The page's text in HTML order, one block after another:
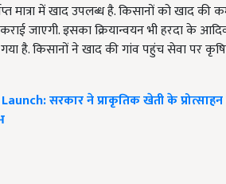
मात्रा में खाद उपलब्ध है. किसानों को खाद
जाएगी. इसका क्रियान्वयन भी हरदा के
है. किसानों ने खाद की गांव पहुंच सेवा पर
सरकार ने प्राकृतिक खेती के